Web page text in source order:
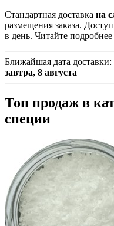
Стандартная доставка на
размещения заказа.
в день. Читайте подробнее
Ближайшая дата доставки:
завтра, 8 августа
Топ продаж в
специи